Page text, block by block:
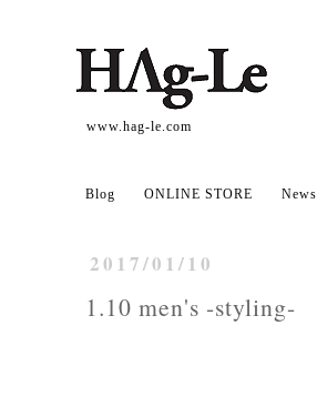
www.hag-le.com
Blog ONLINE STORE News
2017/01/10
1.10 men's -styling-